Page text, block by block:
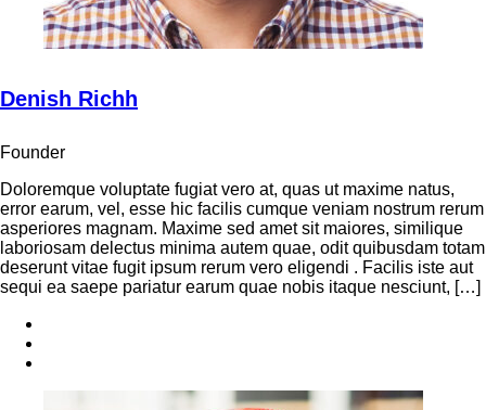
Denish Richh
Founder
Doloremque voluptate fugiat vero at, quas ut maxime natus,
error earum, vel, esse hic facilis cumque veniam nostrum rerum
asperiores magnam. Maxime sed amet sit maiores, similique
laboriosam delectus minima autem quae, odit quibusdam totam
deserunt vitae fugit ipsum rerum vero eligendi . Facilis iste aut
sequi ea saepe pariatur earum quae nobis itaque nesciunt, […]